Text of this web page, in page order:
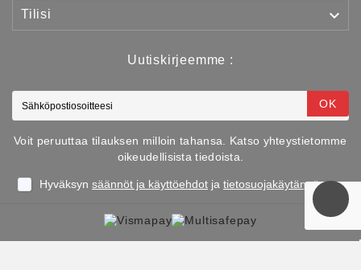
Tilisi 
Uutiskirjeemme :
OK
Voit peruuttaa tilauksen milloin tahansa. Katso yhteystietomme
oikeudellisista tiedoista.
Hyväksyn säännöt ja käyttöehdot ja tietosuojakäytännön